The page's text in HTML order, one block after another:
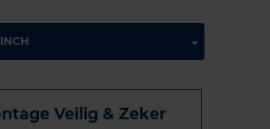
Veilig & Zeker